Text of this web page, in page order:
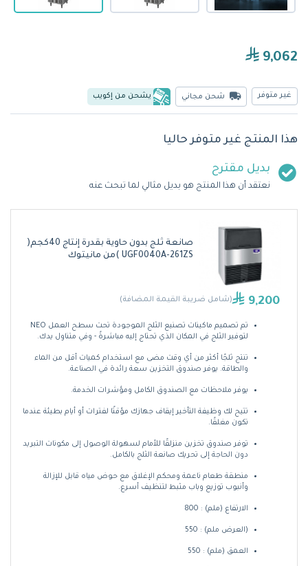
9,062
غير متوفر شحن مجاني يشحن من إكويب
هذا المنتج غير متوفر حاليا
بديل مقترح
نعتقد أن هذا المنتج هو بديل مثالي لما تبحث عنه
صانعة ثلج بدون حاوية بقدرة إنتاج 40كجم(
UGF0040A-261ZS )من مانيتوك
9,200 (شامل ضريبة القيمة المضافة)
تم تصميم ماكينات تصنيع الثلج الموجودة تحت سطح العمل NEO
لتوفير الثلج في المكان الذي تحتاج إليه مباشرةً - وفي متناول يدك.
تنتج ثلجًا أكثر من أي وقت مضى مع استخدام كميات أقل من الماء
والطاقة. يوفر صندوق التخزين سعة رائدة في الصناعة.
يوفر ملاحظات مع الصندوق الكامل ومؤشرات الخدمة.
تتيح لك وظيفة التأخير إيقاف جهازك مؤقتًا لفترات أو أيام بطيئة عندما
تكون مغلقًا.
توفر صندوق تخزين منزلقًا للأمام لسهولة الوصول إلى مكونات التبريد
دون الحاجة إلى تحريك صانعة الثلج بالكامل.
منطقة طعام ناعمة ومحكم الإغلاق مع حوض مياه قابل للإزالة
وأنبوب توزيع وباب مثبط لتنظيف أسرع.
الارتفاع (ملم) : 800
(العرض ملم) : 550
العمق (ملم) : 550